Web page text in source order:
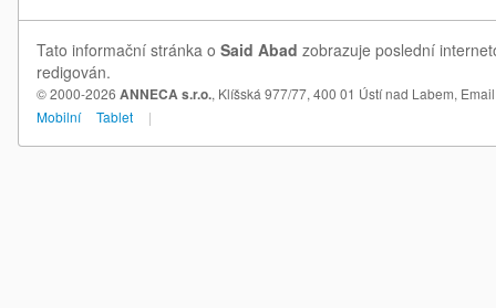
Tato informační stránka o Said Abad zobrazuje poslední
redigován.
© 2000-2026 ANNECA s.r.o., Klíšská 977/77, 400 01 Ústí nad Labem,
Mobilní
Tablet |